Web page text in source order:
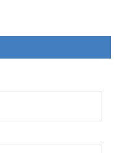
15
mars
à